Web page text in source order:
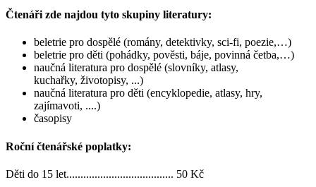
Čtenáři zde najdou tyto skupiny literatury:
beletrie pro dospělé (romány, detektivky, sci-fi, poezie,…)
beletrie pro děti (pohádky, pověsti, báje, povinná četba,…)
naučná literatura pro dospělé (slovníky, atlasy,
kuchařky, životopisy, ...)
naučná literatura pro děti (encyklopedie, atlasy, hry,
zajímavoti, ....)
časopisy
Roční čtenářské poplatky:
Děti do 15 let...................................... 50 Kč